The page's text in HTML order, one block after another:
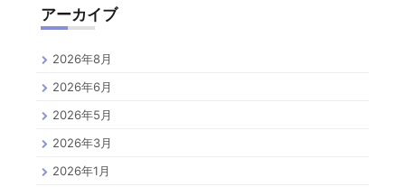
アーカイブ
2026年8月
2026年6月
2026年5月
2026年3月
2026年1月